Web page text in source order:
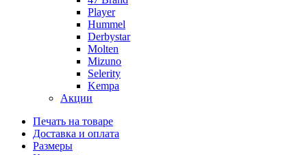
Player
Hummel
Derbystar
Molten
Mizuno
Selerity
Kempa
Акции
Печать на товаре
Доставка и оплата
Размеры